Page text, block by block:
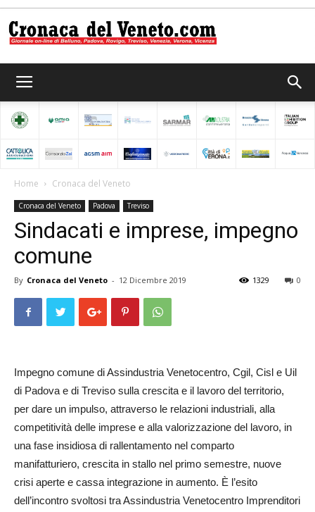
del
Home Cronaca del Veneto
Cronaca del Veneto Padova Treviso
Sindacati e imprese, impegno
comune
By Cronaca del Veneto - 12 Dicembre 2019 0
1329
Impegno comune di As­sin­dustria Venetocentro, Cgil, Cisl e Uil
di Padova e di Treviso sulla crescita e il lavoro del territorio,
per dare un impulso, attraverso le relazioni industriali, alla
competitività delle imprese e alla valorizzazione del lavoro, in
una fase insidiosa di rallentamento nel comparto
manifatturiero, crescita in stallo nel primo semestre, nuove
crisi aperte e cassa integrazione in aumento. È l’esito
dell’incontro svoltosi tra Assindustria Venetocentro Imprenditori